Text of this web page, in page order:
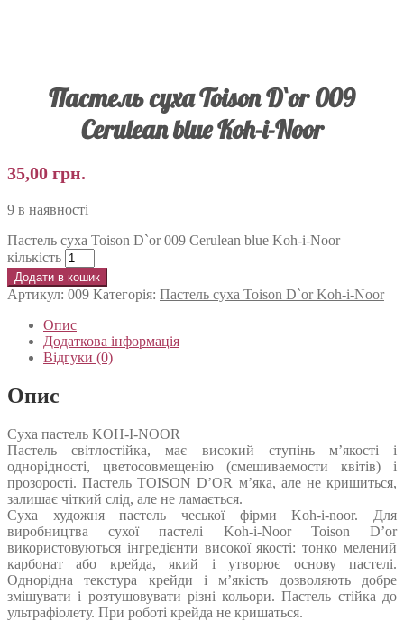
Пастель суха Toison D`or 009
Cerulean blue Koh-i-Noor
35,00 грн.
9 в наявності
Пастель суха Toison D`or 009 Cerulean blue Koh-i-Noor
кількість
Додати в кошик
Артикул: 009 Категорія: Пастель суха Toison D`or Koh-i-Noor
Опис
Додаткова інформація
Відгуки (0)
Опис
Суха пастель KOH-I-NOOR
Пастель світлостійка, має високий ступінь м’якості і
однорідності, цветосовмещенію (смешиваемости квітів) і
прозорості. Пастель TOISON D’OR м’яка, але не кришиться,
залишає чіткий слід, але не ламається.
Суха художня пастель чеської фірми Koh-i-noor. Для
виробництва сухої пастелі Koh-i-Noor Toison D’or
використовуються інгредієнти високої якості: тонко мелений
карбонат або крейда, який і утворює основу пастелі.
Однорідна текстура крейди і м’якість дозволяють добре
змішувати і розтушовувати різні кольори. Пастель стійка до
ультрафіолету. При роботі крейда не кришаться.